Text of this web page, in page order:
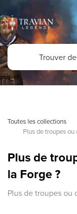
Toutes les collections
Plus de troupes ou
Plus de
la Forge ?
Plus de troupes ou